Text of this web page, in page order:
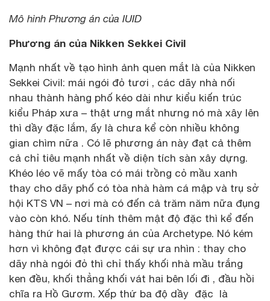
Mô hình Phương án của IUID
Phương án của Nikken Sekkei Civil
Mạnh nhất về tạo hình ảnh quen mắt là của Nikken
Sekkei Civil: mái ngói đỏ tươi , các dãy nhà nối
nhau thành hàng phố kéo dài như kiểu kiến trúc
kiểu Pháp xưa – thật ưng mắt nhưng nó mà xây lên
thì dầy đặc lắm, ấy là chưa kể còn nhiều không
gian chìm nữa . Có lẽ phương án này đạt cả thêm
cả chỉ tiêu mạnh nhất về diện tích sàn xây dựng.
Khéo léo vẽ mấy tòa có mái trồng cỏ mầu xanh
thay cho dãy phố có tòa nhà hàm cá mập và trụ sở
hội KTS VN – nơi mà có đến cả trăm năm nữa đụng
vào còn khó. Nếu tính thêm mật độ đặc thì kể đến
hàng thứ hai là phương án của Archetype. Nó kém
hơn vì không đạt được cái sự ưa nhìn : thay cho
dãy nhà ngói đỏ thì chỉ thấy khối nhà mầu trắng
ken đều, khối thẳng khối vát hai bên lối đi , đầu hồi
chĩa ra Hồ Gươm. Xếp thứ ba độ dầy đặc là